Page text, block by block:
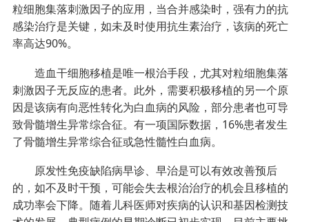
粒细胞集落刺激因子的应用，当合并感染时，强有力的抗
感染治疗是关键，如未及时使用抗生素治疗，该病的死亡
率高达90%。
造血干细胞移植是唯一根治手段，尤其对粒细胞集落
刺激因子无反应的患者。此外，需要积极移植的另一个原
因是该病有向恶性转化为白血病的风险，部分患者也可导
致骨髓增生异常综合征。有一项国际数据，16%患者发生
了骨髓增生异常综合征或急性髓性白血病。
原发性免疫缺陷病早诊、早治是可以有效改善预后
的，如不及时干预，可能会失去根治治疗的机会且移植的
成功率会下降。随着儿科医师对疾病的认识和基因检测技